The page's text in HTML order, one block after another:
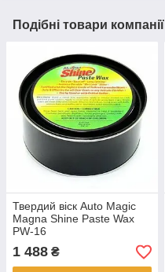
Подібні товари компанії
Твердий віск Auto Magic
Magna Shine Paste Wax
PW-16
1 488 ₴